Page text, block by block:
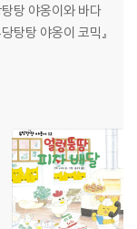
탕탕 야옹이와 바다
탕탕 야옹이 코믹』